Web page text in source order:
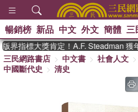
熱搜： 東野
國
台
暢銷榜 新品 中文 外文 簡體 三
指標大獎肯定！A.F. Steadman 獲
三民網路書店
中文書 社會人文
中國斷代史
清史